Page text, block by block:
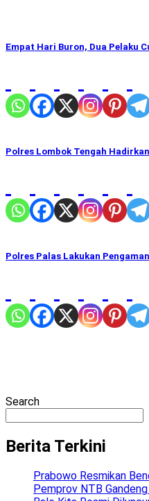
Empat Hari Buron, Dua Pelaku
Polres Lombok Tengah
Polres Palas Lakukan
Search
Berita Terkini
Prabowo Resmikan
Pemprov NTB